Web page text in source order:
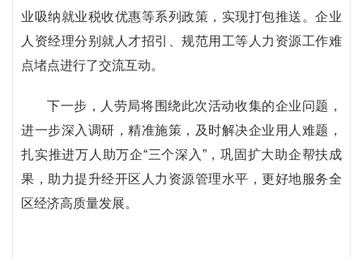
业吸纳就业税收优惠等系列政策，实现打包推送。企业
人资经理分别就人才招引、规范用工等人力资源工作难
点堵点进行了交流互动。
下一步，人劳局将围绕此次活动收集的企业问题，
进一步深入调研，精准施策，及时解决企业用人难题，
扎实推进万人助万企“三个深入”，巩固扩大助企帮扶成
果，助力提升经开区人力资源管理水平，更好地服务全
区经济高质量发展。